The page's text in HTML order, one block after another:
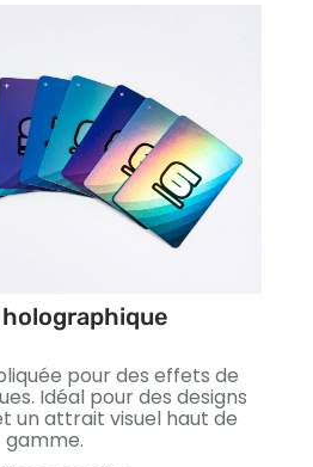
pour des effets de
Idéal pour des designs
un attrait visuel haut de
gamme.